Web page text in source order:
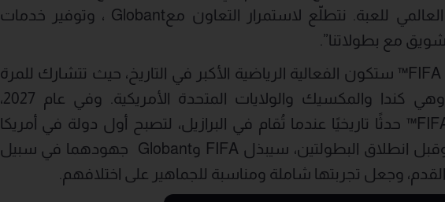
الشغف وروح الجمهور والنطاق العالمي للعبة. نتطلّع لاستمرار التعاون معGlobant ، وتوفير خدمات
مع بطولاتنا”.
يُذكر أنّ بطولة كأس العالم FIFA 2026™ ستكون الفعالية الرياضية الأكبر في التاريخ، حيث تتشارك للمرة
الأولى ثلاثة بلدان باستضافتها، وهي كندا والمكسيك والولايات المتحدة الأمريكية. وفي عام 2027،
ستسجّل كأس العالم للسيدات FIFA™ حدثًا تاريخيًا عندما تُقام في البرازيل، لتصبح أول دولة في أمريكا
الجنوبية تستضيف هذه البطولة. وقبل انطلاق البطولتين، سيبذل FIFA وGlobant جهودهما في سبيل
وجعل تجربتها شاملة ومناسبة للجماهير على اختلافهم.